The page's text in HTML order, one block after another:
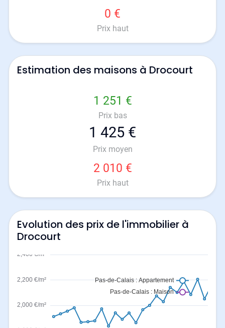
0 €
Prix haut
Estimation des maisons à Drocourt
1 251 €
Prix bas
1 425 €
Prix moyen
2 010 €
Prix haut
Evolution des prix de l'immobilier à
Drocourt